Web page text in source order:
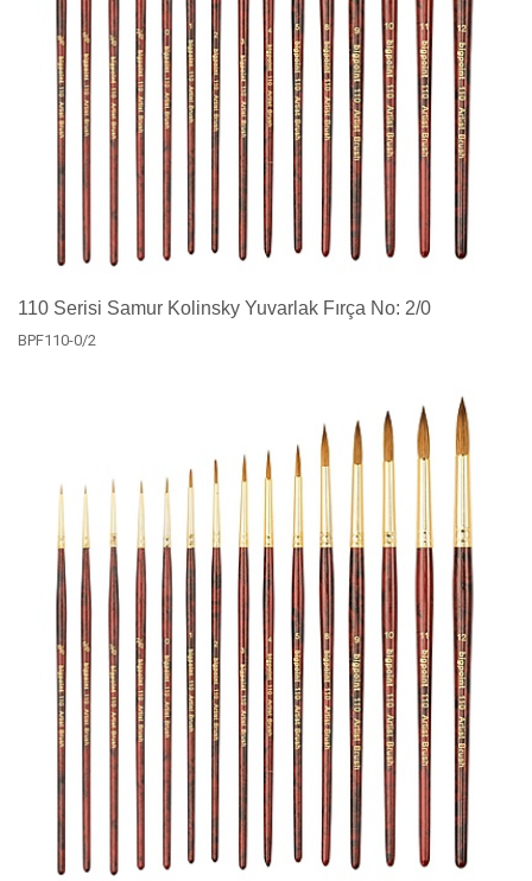
110 Serisi Samur Kolinsky Yuvarlak Fırça No: 2/0
BPF110-0/2